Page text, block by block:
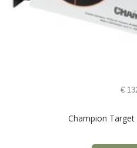
€
Champion